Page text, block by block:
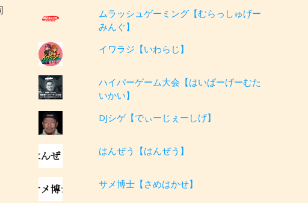
ムラッシュゲーミング【むらっしゅげー
みんぐ】
イワラジ【いわらじ】
ハイパーゲーム大会【はいぱーげーむた
いかい】
DJシゲ【でぃーじぇーしげ】
はんぜう【はんぜう】
サメ博士【さめはかせ】